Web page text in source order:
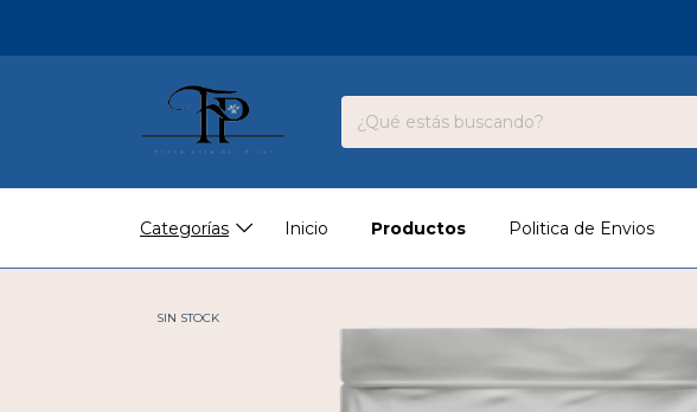
Categorías Inicio Productos Politica de Envios
SIN STOCK